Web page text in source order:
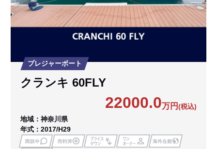
プレジャーボート
クランキ 60FLY
22000.0万円(税込)
地域：神奈川県
年式：2017/H29